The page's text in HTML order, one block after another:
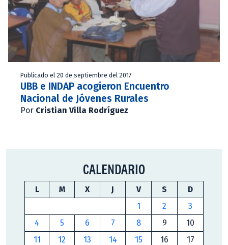
Publicado el 20 de septiembre del 2017
UBB e INDAP acogieron Encuentro
Nacional de Jóvenes Rurales
Por Cristian Villa Rodríguez
CALENDARIO
L M X J V S
D
1
2
3
4
5 6 7 8 9
10
11
12 13 14 15 16
17